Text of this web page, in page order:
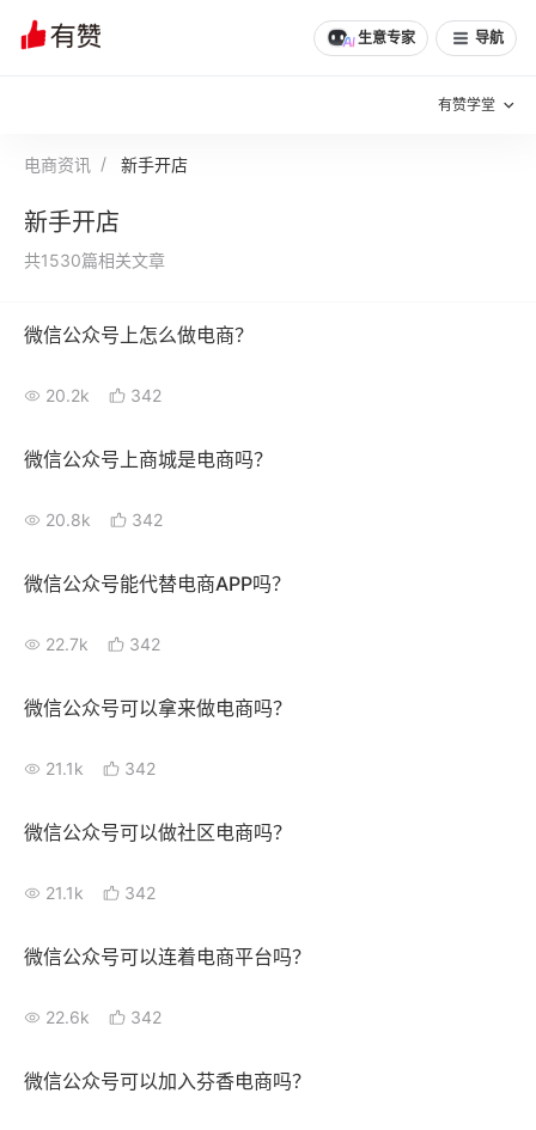
生意专家 导航
有赞学堂
私域日历
有赞成功案例
面对面聊增长
有赞春季发布会 实干家直播间
新零售大会
产品更新动态
行业洞察
品牌消费观
新零售资讯
培训课程
电商资讯 新手开店
新手开店
共1530篇相关文章
微信公众号上怎么做电商？
20.2k 342
微信公众号上商城是电商吗？
20.8k 342
微信公众号能代替电商APP吗？
22.7k 342
微信公众号可以拿来做电商吗？
21.1k 342
微信公众号可以做社区电商吗？
21.1k 342
微信公众号可以连着电商平台吗？
22.6k 342
微信公众号可以加入芬香电商吗？